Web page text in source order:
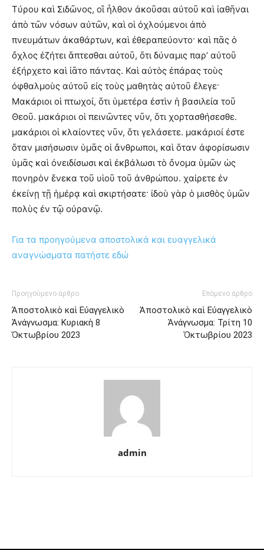
Τύρου καὶ Σιδῶνος, οἳ ἦλθον ἀκοῦσαι αὐτοῦ καὶ ἰαθῆναι
ἀπὸ τῶν νόσων αὐτῶν, καὶ οἱ ὀχλούμενοι ἀπὸ
πνευμάτων ἀκαθάρτων, καὶ ἐθεραπεύοντο· καὶ πᾶς ὁ
ὄχλος ἐζήτει ἅπτεσθαι αὐτοῦ, ὅτι δύναμις παρ’ αὐτοῦ
ἐξήρχετο καὶ ἰᾶτο πάντας. Καὶ αὐτὸς ἐπάρας τοὺς
ὀφθαλμοὺς αὐτοῦ εἰς τοὺς μαθητὰς αὐτοῦ ἔλεγε·
Μακάριοι οἱ πτωχοί, ὅτι ὑμετέρα ἐστὶν ἡ βασιλεία τοῦ
Θεοῦ. μακάριοι οἱ πεινῶντες νῦν, ὅτι χορτασθήσεσθε.
μακάριοι οἱ κλαίοντες νῦν, ὅτι γελάσετε. μακάριοί ἐστε
ὅταν μισήσωσιν ὑμᾶς οἱ ἄνθρωποι, καὶ ὅταν ἀφορίσωσιν
ὑμᾶς καὶ ὀνειδίσωσι καὶ ἐκβάλωσι τὸ ὄνομα ὑμῶν ὡς
πονηρὸν ἕνεκα τοῦ υἱοῦ τοῦ ἀνθρώπου. χαίρετε ἐν
ἐκείνῃ τῇ ἡμέρᾳ καὶ σκιρτήσατε· ἰδοὺ γὰρ ὁ μισθὸς ὑμῶν
πολὺς ἐν τῷ οὐρανῷ.
Για τα προηγούμενα αποστολικά και ευαγγελικά
αναγνώσματα πατήστε εδώ
Προηγούμενο άρθρο
Ἀποστολικὸ καὶ Εὐαγγελικὸ
Ἀνάγνωσμα: Κυριακὴ 8
Ὀκτωβρίου 2023
Επόμενο άρθρο
Ἀποστολικὸ καὶ Εὐαγγελικὸ
Ἀνάγνωσμα: Τρίτη 10
Ὀκτωβρίου 2023
admin